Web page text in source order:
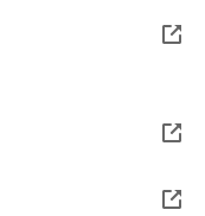
(Quedan 2 años)
(Quedan 3 meses)